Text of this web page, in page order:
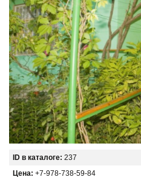
ID в каталоге: 237
Цена: +7-978-738-59-84